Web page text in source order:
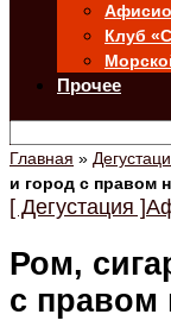
Клуб
Прочее
Главная »
и город с правом
[ Дегустация ]
Ром,
с правом